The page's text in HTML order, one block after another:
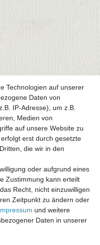
Mittwoch Ruhetag,
8.00 - 14.00 Uhr
Technologien auf unserer
Daten von
IP-Adresse), um z.B.
Medien von
auf unsere Website zu
erst durch gesetzte
die wir in den
oder aufgrund eines
Zustimmung kann erteilt
Recht, nicht einzuwilligen
Zeitpunkt zu ändern oder
und weitere
Daten in unserer